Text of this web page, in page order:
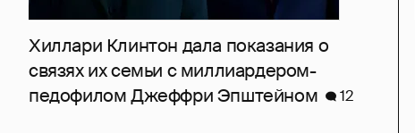
Хиллари Клинтон дала показания о
связях их семьи с миллиардером-
педофилом Джеффри Эпштейном
12